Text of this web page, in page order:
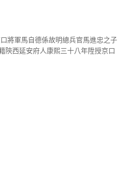
將軍馬自德係故明總兵官馬進忠之子
陝西延安府人康熙三十八年陞授京口